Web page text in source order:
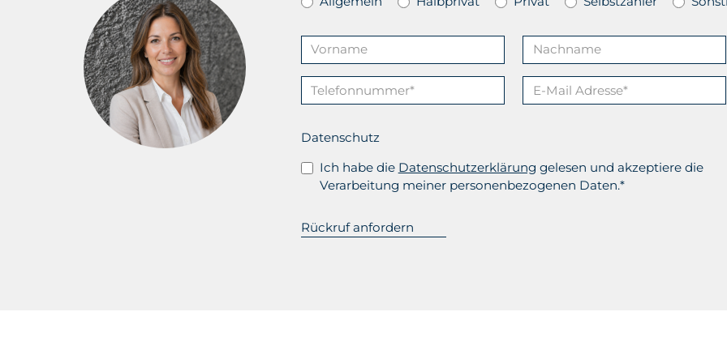
Datenschutz
Ich habe die Datenschutzerklärung gelesen und akzeptiere die
Verarbeitung meiner personenbezogenen Daten.*